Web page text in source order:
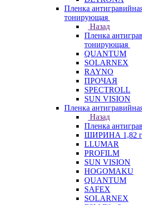
Пленка
тонирующая
Назад
Пленка
тонирующая
QUANTUM
SOLARNEX
RAYNO
ПРОЧАЯ
SPECTROLL
SUN VISION
Пленка
Назад
Пленка
ШИРИНА 1,82
LLUMAR
PROFILM
SUN VISION
HOGOMAKU
QUANTUM
SAFEX
SOLARNEX